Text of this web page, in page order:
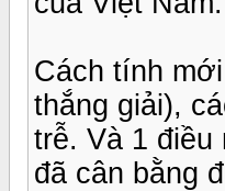
Cách tính
thắng giải),
trễ. Và 1
đã cân bằng